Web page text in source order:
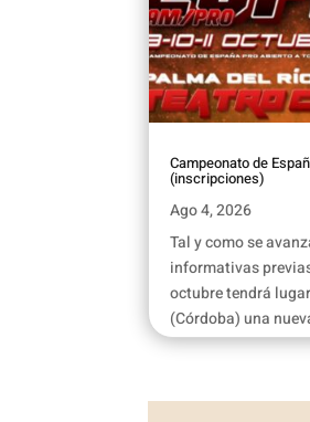
Campeonato de
(inscripciones)
Ago 4, 2026
Tal y como se
informativas
octubre tendrá
(Córdoba) una